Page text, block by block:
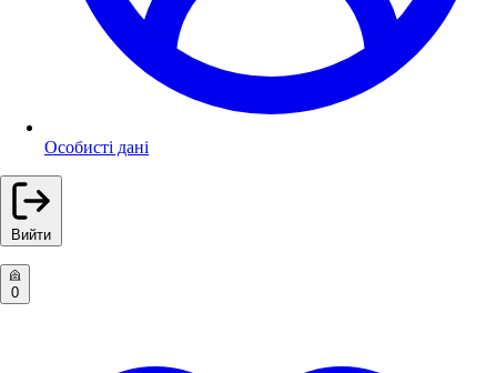
Особисті дані
Вийти
0